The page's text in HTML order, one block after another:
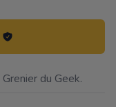
du Geek.